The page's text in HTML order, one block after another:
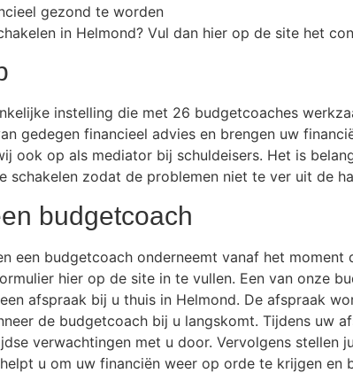
gezond te worden
in Helmond? Vul dan hier op de site het
instelling die met 26 budgetcoaches
gedegen financieel advies en brengen uw
ook op als mediator bij schuldeisers. Het is
schakelen zodat de problemen niet te ver uit de
budgetcoach
een budgetcoach onderneemt vanaf het
hier op de site in te vullen. Een van onze
afspraak bij u thuis in Helmond. De afspraak
de budgetcoach bij u langskomt. Tijdens uw
verwachtingen met u door. Vervolgens stellen
u om uw financiën weer op orde te krijgen